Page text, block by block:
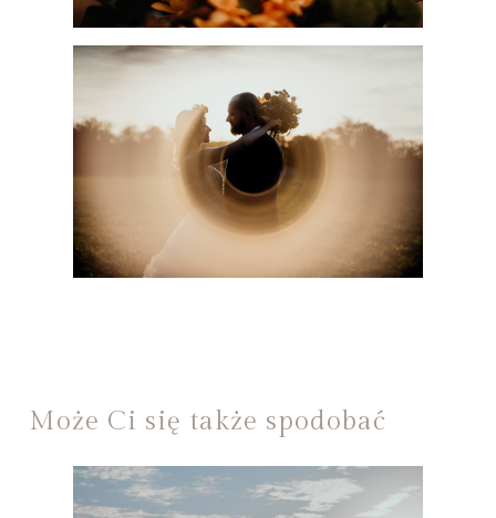
Może Ci się także spodobać